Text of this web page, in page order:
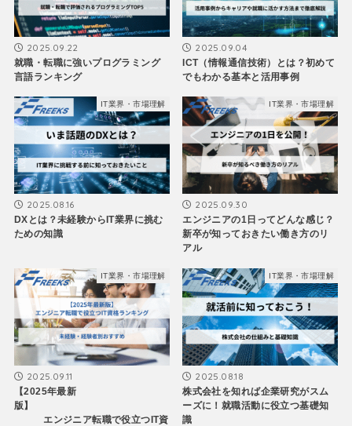
2025.09.22
就職・転職に強いプログラミング
言語ランキング
2025.09.04
ICT（情報通信技術）とは？初めて
でもわかる基本と活用事例
IT業界・市場理解
2025.08.16
DXとは？未経験からIT業界に挑む
ための知識
IT業界・市場理解
2025.09.30
エンジニアの1日ってどんな感じ？
新卒が知っておきたい働き方のリ
アル
IT業界・市場理解
2025.09.11
【2025年最新
版】
エンジニア転職で役立つIT資
IT業界・市場理解
2025.08.18
株式会社を知れば企業研究がスム
ーズに！就職活動に役立つ基礎知
識